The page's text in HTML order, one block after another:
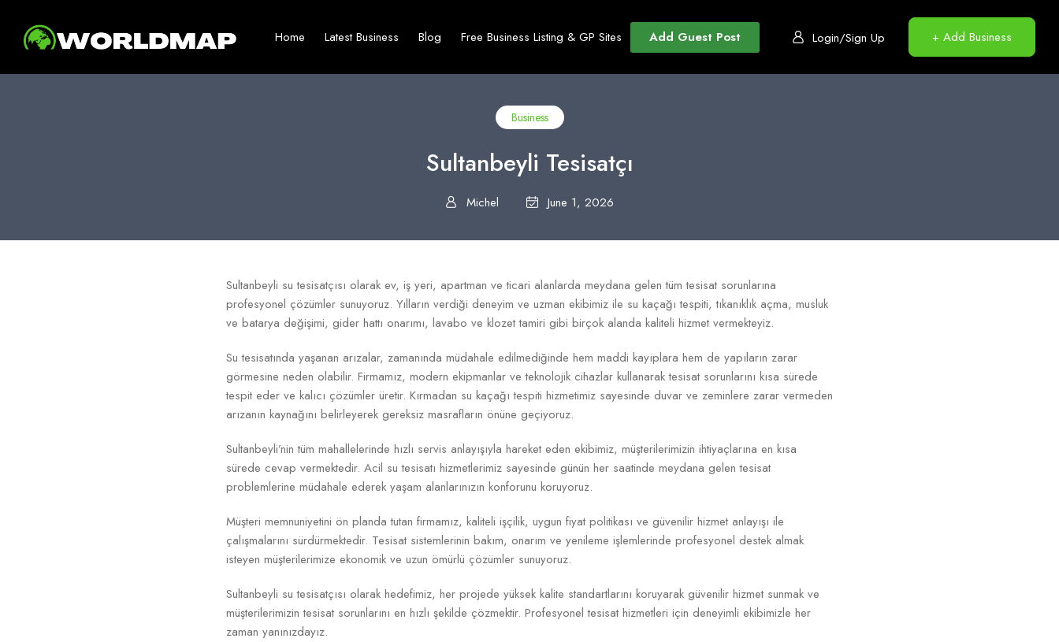
Home Latest Business Blog Free Business Listing & GP Sites Add Guest Post Login/Sign Up + Add Business
Business
Sultanbeyli Tesisatçı
Michel June 1, 2026
Sultanbeyli su tesisatçısı olarak ev, iş yeri, apartman ve ticari alanlarda meydana gelen tüm tesisat sorunlarına
profesyonel çözümler sunuyoruz. Yılların verdiği deneyim ve uzman ekibimiz ile su kaçağı tespiti, tıkanıklık açma, musluk
ve batarya değişimi, gider hattı onarımı, lavabo ve klozet tamiri gibi birçok alanda kaliteli hizmet vermekteyiz.
Su tesisatında yaşanan arızalar, zamanında müdahale edilmediğinde hem maddi kayıplara hem de yapıların zarar
görmesine neden olabilir. Firmamız, modern ekipmanlar ve teknolojik cihazlar kullanarak tesisat sorunlarını kısa sürede
tespit eder ve kalıcı çözümler üretir. Kırmadan su kaçağı tespiti hizmetimiz sayesinde duvar ve zeminlere zarar vermeden
arızanın kaynağını belirleyerek gereksiz masrafların önüne geçiyoruz.
Sultanbeyli’nin tüm mahallelerinde hızlı servis anlayışıyla hareket eden ekibimiz, müşterilerimizin ihtiyaçlarına en kısa
sürede cevap vermektedir. Acil su tesisatı hizmetlerimiz sayesinde günün her saatinde meydana gelen tesisat
problemlerine müdahale ederek yaşam alanlarınızın konforunu koruyoruz.
Müşteri memnuniyetini ön planda tutan firmamız, kaliteli işçilik, uygun fiyat politikası ve güvenilir hizmet anlayışı ile
çalışmalarını sürdürmektedir. Tesisat sistemlerinin bakım, onarım ve yenileme işlemlerinde profesyonel destek almak
isteyen müşterilerimize ekonomik ve uzun ömürlü çözümler sunuyoruz.
Sultanbeyli su tesisatçısı olarak hedefimiz, her projede yüksek kalite standartlarını koruyarak güvenilir hizmet sunmak ve
müşterilerimizin tesisat sorunlarını en hızlı şekilde çözmektir. Profesyonel tesisat hizmetleri için deneyimli ekibimizle her
zaman yanınızdayız.